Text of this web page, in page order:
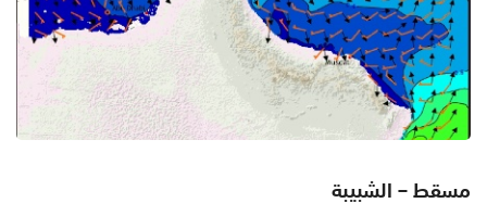
مسقط – الشبيبة